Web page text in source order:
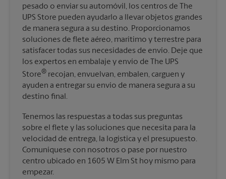
pesado o enviar su automóvil, los centros de The
UPS Store pueden ayudarlo a llevar objetos grandes
de manera segura a su destino. Proporcionamos
soluciones de flete aéreo, marítimo y terrestre para
satisfacer todas sus necesidades de envío. Deje que
los expertos en embalaje y envío de The UPS
Store® recojan, envuelvan, embalen, carguen y
ayuden a entregar su envío de manera segura a su
destino final.
Tenemos las respuestas a todas sus preguntas
sobre el flete y las soluciones que necesita para la
velocidad de entrega, la logística y el presupuesto.
Comuníquese con nosotros o pase por nuestro
centro ubicado en 1605 W Elm St hoy mismo para
empezar.